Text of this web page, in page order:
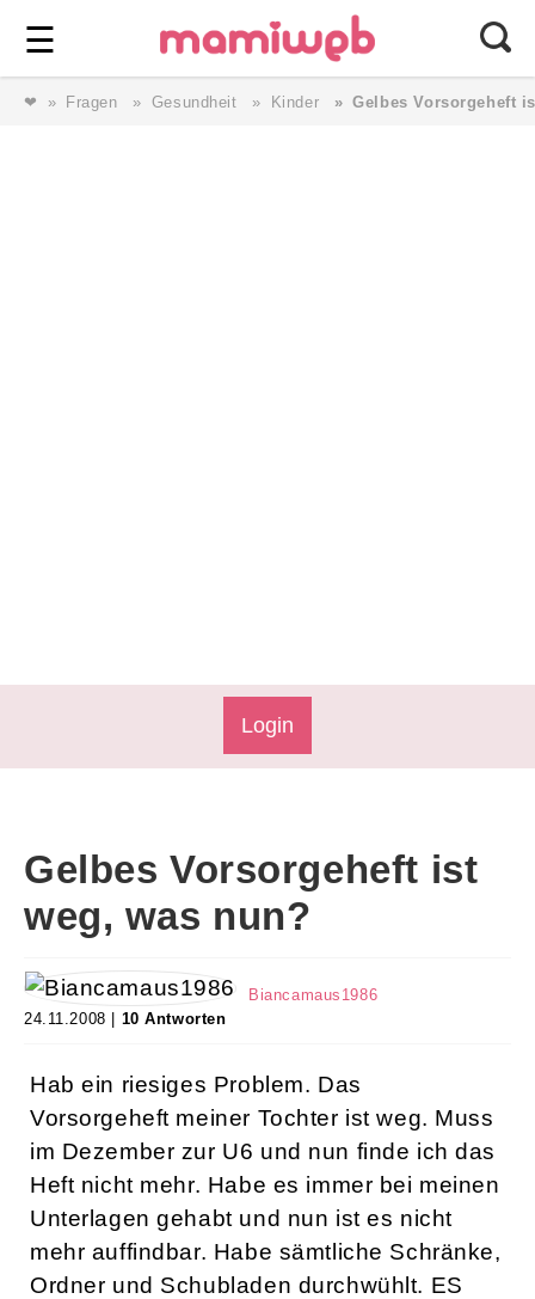
☰ ⎯ Wir lieben Familie ⎯
❤ Fragen Gesundheit Kinder Gelbes Vorsorgeheft
Login
Gelbes Vorsorgeheft ist
weg, was nun?
Biancamaus1986
24.11.2008 | 10 Antworten
Hab ein riesiges Problem. Das
Vorsorgeheft meiner Tochter ist weg. Muss
im Dezember zur U6 und nun finde ich das
Heft nicht mehr. Habe es immer bei meinen
Unterlagen gehabt und nun ist es nicht
mehr auffindbar. Habe sämtliche Schränke,
Ordner und Schubladen durchwühlt. ES